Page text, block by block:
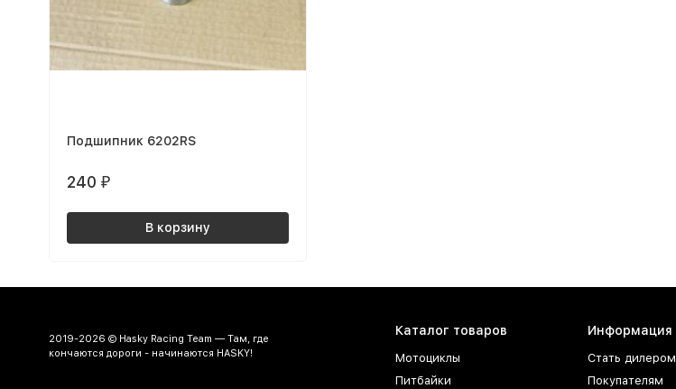
Подшипник 6202RS
240 ₽
В корзину
2019-2026 © Hasky Racing Team — Там, где
кончаются дороги - начинаются HASKY!
Каталог товаров
Мотоциклы
Питбайки
Информация
Стать дилером
Покупателям